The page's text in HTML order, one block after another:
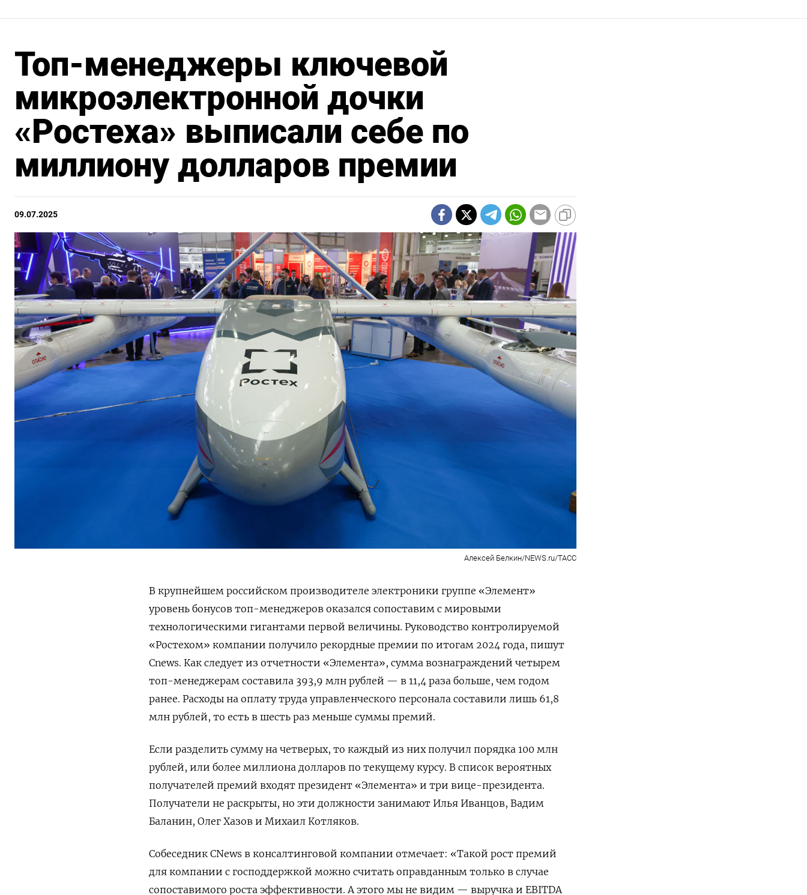
Топ-менеджеры ключевой
микроэлектронной дочки
«Ростеха» выписали себе по
миллиону долларов премии
09.07.2025
Алексей Белкин/NEWS.ru/ТАСС
В крупнейшем российском производителе электроники группе «Элемент»
уровень бонусов топ-менеджеров оказался сопоставим с мировыми
технологическими гигантами первой величины. Руководство контролируемой
«Ростехом» компании получило рекордные премии по итогам 2024 года, пишут
Cnews. Как следует из отчетности «Элемента», сумма вознаграждений четырем
топ-менеджерам составила 393,9 млн рублей — в 11,4 раза больше, чем годом
ранее. Расходы на оплату труда управленческого персонала составили лишь 61,8
млн рублей, то есть в шесть раз меньше суммы премий.
Если разделить сумму на четверых, то каждый из них получил порядка 100 млн
рублей, или более миллиона долларов по текущему курсу. В список вероятных
получателей премий входят президент «Элемента» и три вице-президента.
Получатели не раскрыты, но эти должности занимают Илья Иванцов, Вадим
Баланин, Олег Хазов и Михаил Котляков.
Собеседник CNews в консалтинговой компании отмечает: «Такой рост премий
для компании с господдержкой можно считать оправданным только в случае
сопоставимого роста эффективности. А этого мы не видим — выручка и EBITDA